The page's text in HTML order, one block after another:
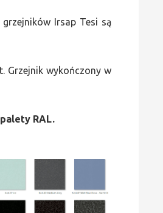
Irsap Tesi są
Grzejnik wykończony w
RAL.